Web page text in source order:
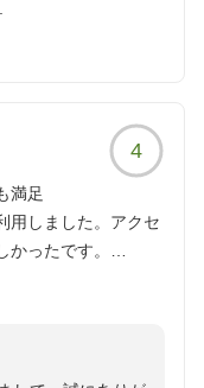
し上がっていただ
温泉は体の芯から
が特徴ですので、
けたのであれば嬉
という温かいお言
い時間をお届けで
しの際も、笑顔で
4
満足
用しました。アクセ
ったです。
19278?